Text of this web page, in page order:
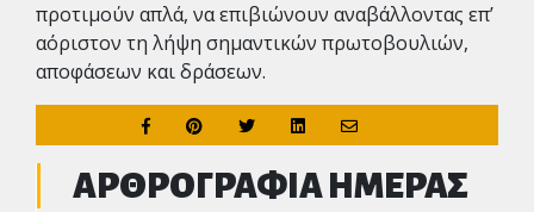
προτιμούν απλά, να επιβιώνουν αναβάλλοντας επ’
αόριστον τη λήψη σημαντικών πρωτοβουλιών,
αποφάσεων και δράσεων.
ΑΡΘΡΟΓΡΑΦΙΑ ΗΜΕΡΑΣ